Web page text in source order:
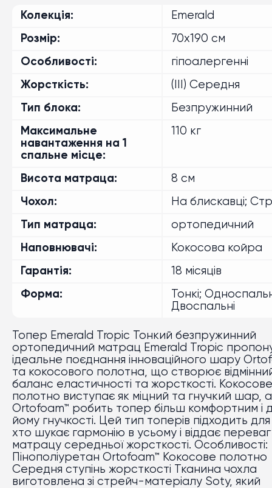
розмір 160x190 см розмір 160x200 см
Колекція
Emerald
Розмір
70x190 см
Особливості
гіпоалергенні
Жорсткість
(III) Середня
Тип блока
Безпружинний
Максимальне
навантаження на 1
спальне місце
110 кг
Висота матраца
8 см
Чохол
На блискавці;
Тип матраца
ортопедичний
Наповнювачі
Кокосова койра
Гарантія
18 місяців
Форма
Тонкі;
Двоспальні
Топер Emerald Tropic Тонкий безпружинний
ортопедичний матрац Emerald Tropic
ідеальне поєднання інноваційного шару
та кокосового полотна, що створює
баланс еластичності та жорсткості. Кокосове
полотно виступає як міцний та гнучкий шар, а
Ortofoam™ робить топер більш комфортним і
йому гнучкості. Цей тип топерів підходить
хто шукає гармонію в усьому і віддає
матрацу середньої жорсткості. Особливості:
Пінополіуретан Ortofoam™ Кокосове полотно
Середня ступінь жорсткості Тканина чохла
виготовлена зі стрейч-матеріалу Soty, який